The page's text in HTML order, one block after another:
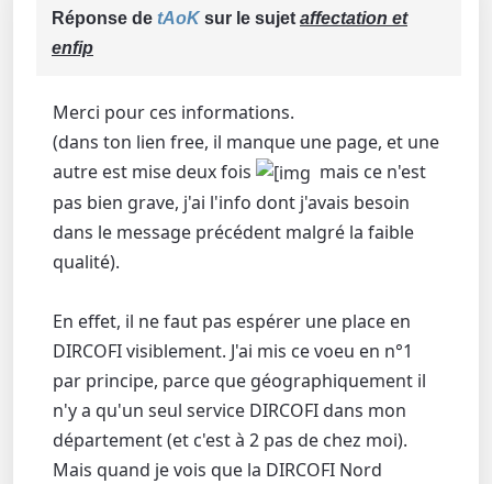
Réponse de tAoK sur le sujet affectation et
enfip
Merci pour ces informations.
(dans ton lien free, il manque une page, et une
autre est mise deux fois
mais ce n'est
pas bien grave, j'ai l'info dont j'avais besoin
dans le message précédent malgré la faible
qualité).
En effet, il ne faut pas espérer une place en
DIRCOFI visiblement. J'ai mis ce voeu en n°1
par principe, parce que géographiquement il
n'y a qu'un seul service DIRCOFI dans mon
département (et c'est à 2 pas de chez moi).
Mais quand je vois que la DIRCOFI Nord